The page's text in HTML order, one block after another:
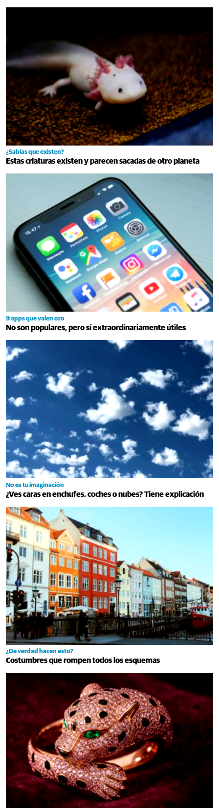
¿Sabías que existen?
Estas criaturas existen y parecen sacadas de otro planeta
9 apps que valen oro
No son populares, pero sí extraordinariamente útiles
No es tu imaginación
¿Ves caras en enchufes, coches o nubes? Tiene explicación
¿De verdad hacen esto?
Costumbres que rompen todos los esquemas